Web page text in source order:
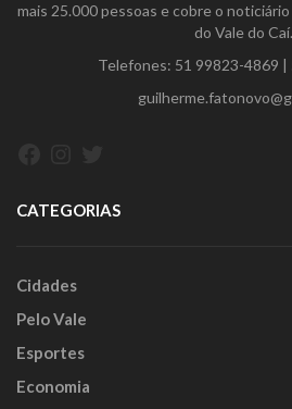
mais 25.000 pessoas e cobre o
do Vale do Caí.
Telefones: 51 99823-4869 |
CATEGORIAS
Cidades
Pelo Vale
Esportes
Economia